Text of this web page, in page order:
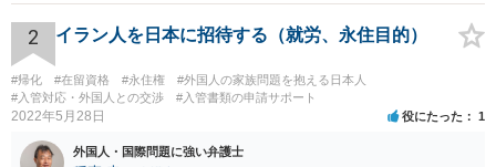
2 イラン人を日本に招待する（就労、永住目的）
#帰化 #在留資格 #永住権
#外国人の家族問題を抱える日本人
#入管対応・外国人との交渉
#入管書類の申請サポート
2022年5月28日 役にたった 1
外国人・国際問題に強い弁護士